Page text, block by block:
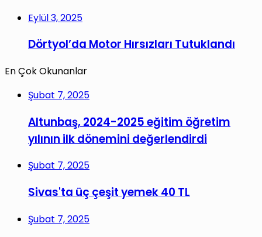
Eylül 3, 2025
Dörtyol’da Motor Hırsızları Tutuklandı
En Çok Okunanlar
Şubat 7, 2025
Altunbaş, 2024-2025 eğitim öğretim
yılının ilk dönemini değerlendirdi
Şubat 7, 2025
Sivas'ta üç çeşit yemek 40 TL
Şubat 7, 2025